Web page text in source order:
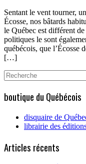
Sentant le vent tourner,
Écosse, nos bâtards
le Québec est différent
politiques le sont
québécois, que l’Écosse
[…]
Search
for:
boutique du Québécois
disquaire de
librairie des
Articles récents